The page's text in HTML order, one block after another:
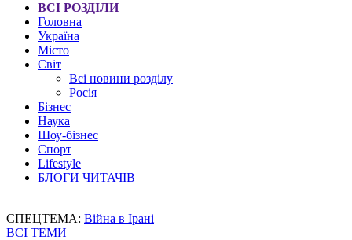
ВСІ РОЗДІЛИ
Головна
Україна
Місто
Світ
Всі новини розділу
Росія
Бізнес
Наука
Шоу-бізнес
Спорт
Lifestyle
БЛОГИ ЧИТАЧІВ
СПЕЦТЕМА: Війна в Ірані
ВСІ ТЕМИ